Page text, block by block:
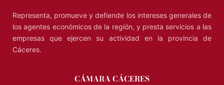
Representa, promueve y defiende los intereses generales de
los agentes económicos de la región, y presta servicios a las
empresas que ejercen su actividad en la provincia de
Cáceres.
CÁMARA CÁCERES